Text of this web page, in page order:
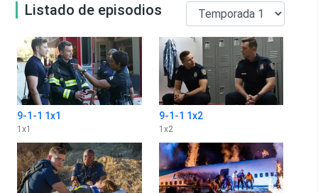
Listado de episodios
9-1-1 1x1
1 x1
9-1-1 1x2
1 x2